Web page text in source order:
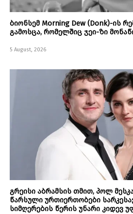
ბიონსემ Morning Dew (Donk)-ის
გამოსცა, რომელშიც ჯეი-ზი
5 August, 2026
გრეისი აბრამსის თმით, პოლ
წარსული ურთიერთობები
სიმღერების წერის უნარი კიდევ